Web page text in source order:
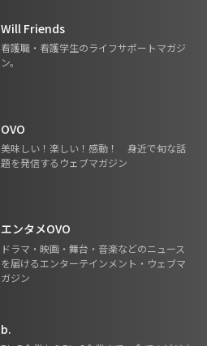
Will Friends
看護職・看護学生のライフサポートマガジ
ン。
OVO
美味しい！楽しい！感動！ 身近で旬な話
題を発信するウェブマガジン
エンタメOVO
ドラマ・映画・舞台・音楽などのニュース
を届けるエンターテインメント・ウェブマ
ガジン
b.